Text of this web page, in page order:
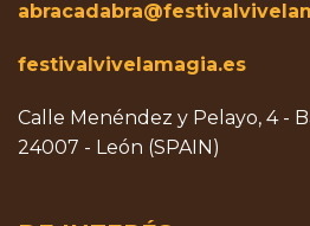
festivalvivelamagia.es
Calle Menéndez y Pelayo, 4 -
24007 - León (SPAIN)